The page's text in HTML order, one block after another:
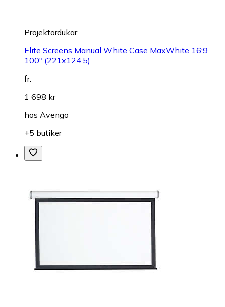
Projektordukar
Elite Screens Manual White Case MaxWhite 16:9
100" (221x124,5)
fr.
1 698 kr
hos Avengo
+5 butiker